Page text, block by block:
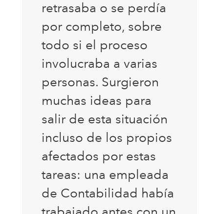
retrasaba o se perdía
por completo, sobre
todo si el proceso
involucraba a varias
personas. Surgieron
muchas ideas para
salir de esta situación
incluso de los propios
afectados por estas
tareas: una empleada
de Contabilidad había